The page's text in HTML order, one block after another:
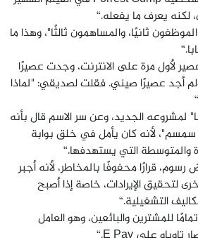
لكنه يعرف ما يفعله.“
ثانيًا، والمساهمون ثالثًا"، وهذا ما
لأول مرة على الانترنت، وجدت عصيرًا
أجد عصيرًا صيني. فقلت لصديقي: "لماذا
لمشروعه الجديد، وعن سر الاسم قال بأنه
لأنه كان يأمل في خلق بوابة
والمتوسطة التي يستهدفها.“
رسوم، قرارًا محفوفًا بالمخاطر، لأنه أجبر
لتحقيق الإيرادات، خاصة إذا أصبح
التشغيلية.“
للمشترين والبائعين، وهو العامل